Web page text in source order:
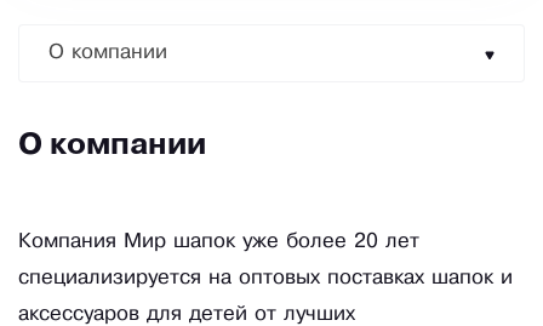
О компании
О компании
Компания Мир шапок уже более 20 лет
специализируется на оптовых поставках шапок и
аксессуаров для детей от лучших